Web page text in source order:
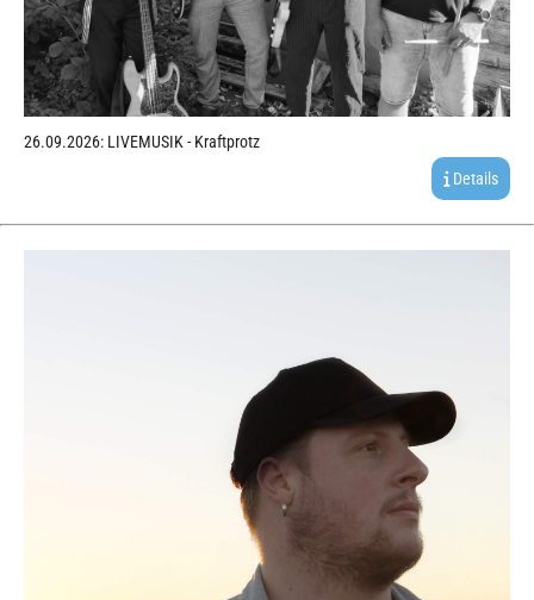
26.09.2026: LIVEMUSIK - Kraftprotz
Details